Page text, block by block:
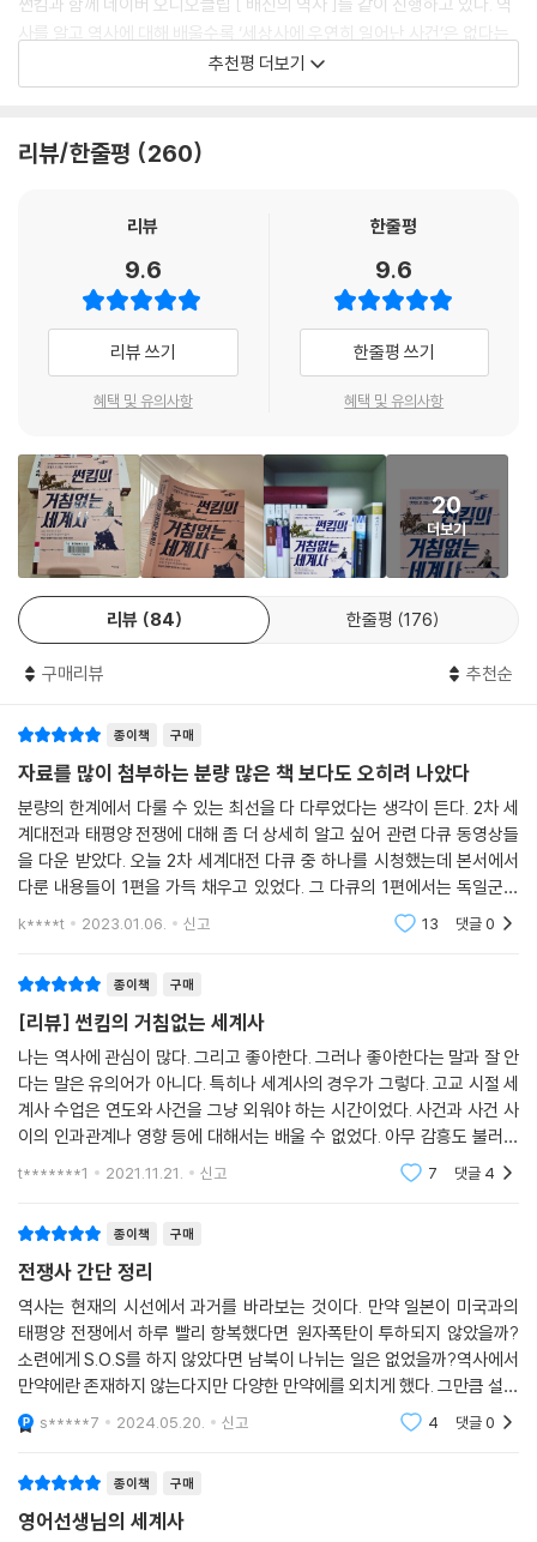
미드웨이 해전에서 미국이 승리한 이유
운명의 5분으로 승패가 결정되다
지옥이 시작되다, 도쿄 대공습
오키나와 전투 그리고 가미카제 특공대
일본, 인류 최초로 원자폭탄를 맞다
4장 아편전쟁에서 국공내전까지 중국 근대사
목화 때문에 시작된 영국의 산업혁명
무역 적자는 아편으로 메우자!
아편 중독이었던 중국 황제, 아편 단속에 나서다
갈매기 똥만 가득했던 외딴섬, 홍콩
수도 베이징을 노린 영국군
드디어 본격적인 아편전쟁
예수님의 동생이라고? 태평천국의 난
만주족의 청나라는 하느님이 말씀하신 요괴다!
뭐? 또 아편전쟁?
위기의 청나라, ‘양무운동’으로 서구화를 시도하다
신해혁명, 중화민국이 탄생하다
위안스카이, 쑨원의 뒤통수를 치다
배신자 중의 배신자 위안스카이
조선의 3·1운동과 중국의 5·4운동
돌아온 쑨원과 그의 마지막, 그리고 마오쩌둥의 등장
죽음도 막지 못한 사랑 주문옹, 진철군 부부
중국을 통일한 장제스, 그리고 마오타이주의 탄생
중화인민공화국 건국, 대만으로 떠난 장제스
영화로 듣는 세계사 | 비정성시
에필로그 | 미국 생활에서 시작된 거침없는 세계사 여행
참고 자료
히틀러는 군 복무를 하면 할수록 만족감을 느꼈습니다. 심지어 군대를 사
랑하게 되었어요. 심지어 히틀러는 나중에 자서전에 이런 글까지 남겼어
요. “서부전선 전쟁터가 마치 집같이 느껴졌다. 내 인생에서 가장 찬란한
에서 적응을 못해 독일로 이사를 왔는데, 건축학도의 길은 점점 더 멀어지
---- p.87, 「히틀러, 독일군으로 입대하다」중에서
이오지마를 점령하고 도쿄 대공습을 마친 미군은 좀 더 본토로 가까이 다
가갈 수 있는 작전을 세웠습니다. 바로 오키나와 점령이었습니다. 오키나
와는 일본 규슈 아래에 있지요. 만일 미군이 오키나와를 점령하면 일본 규
슈 점령은 누워서 떡 먹기고 규슈가 미군에 넘어가면 일본 본토 점령은 기
정사실이 되는 거였습니다. 1945년 4월 1일. 미군은 총 55만 명의 대규모
12만 명의 일본군은 죽음을 각오하고 미군과 맞서 싸웁니다. 특히 일본군
은 모두 ‘옥쇄(玉碎)’를 각오합니다. ‘옥처럼 아름답게 부서지다’라는 뜻으
로 일왕을 위해 싸우다가 아름답게 죽겠다는 얼토당토않은 말이었습니다..
--- p.208, 「오키나와 전투 그리고 가미카제 특공대」중에서
5·4 운동 이후, 쑨원은 다시 중국으로 귀향합니다. 그는 골몰했습니다. ‘지
금까지 너무 순진했어. 내가 군벌들한테 당한 건 확실한 파벌이 없어서였
지. 강력한 정치활동을 위해서는 정치 세력화가 필요해’라는 생각으로 191
의 한 학교 기숙사에서 13명이 모여 하나의 정당을 만듭니다. ‘수천 년 동안
자’라는 취지로 중국공산당이 탄생합니다.
--- p.256, 「돌아온 쑨원과 그의 마지막, 그리고 마오쩌둥의 등장」중에서
사를 알고 역사에 대해 배울수록 ‘세상사에 우연히 일어난 사건’은 없다는
점을 다시금 느낀다. 그런 점에서 세계사의 주요 사건들을 ‘하나의 큰 그
림’으로 엮어낸 저자에게 큰 박수와 지지를 보낸다. 세계사의 큰 흐름을 한
- 박지훈 (변호사, 시사평론가, 네이버 오디오클립 [ 배신의 역사 ] 진행)
역사란 삶에 있어 수험기간의 족보와도 같습니다. 날이 갈수록 그렇게 느
고 마르크스도 그랬습니다. 그에 더해 가라타니 고진은 역사가 되풀이될
때의 내용이 중요한 게 아니라, 되풀이될 수밖에 없는 형식과 구조가 중요
하다고 말했습니다. 우리 삶도 크고 작은 실수로 가득 차 있습니다. 다시는
같은 실수를 하지 말아야겠다고 다짐하면서도 기어이 저지르지요. 인간은
그걸 평생 반복합니다. 고진의 말을 빌리자면 우리 또한 실수의 내용이 아
그런 면에서 역사를 돌아보는 일은 중요합니다.
인류의 가장 눈부신 성과를 돌아보는 일도 필요하지만, 그보다 가장 치졸
하고 잔인하며 한심하기 짝이 없는 실수들에 관심을 가져야 합니다. 당대
가장 훌륭한 지성들이 왜 그런 바보 같은 짓을 반복했는지를 이해할 때, 우
리 삶의 불안 또한 평정으로 이끌 수 있습니다. 썬킴은 이런 종류의 이야기
를 가장 친근하고 재미있게 설명해내는 입담꾼이자 안내자입니다. 인류의
가장 지독한 실수라고 할 만한 전쟁사로 이끄는 길잡이가 다른 누구도 아
닌 썬킴이라면, 여러분은 그 손을 별 걱정 없이 잡으셔도 될 겁니다.
역사란 삶에 있어 ‘수험기간의 족보’와도 같습니다. 다만 정답이 아니라 오
러분의 삶을 밝히는 지혜를 찾게 되기를 바랍니다.
- 허지웅 (『살고 싶다는 농담』 저자)
추천평 더보기
리뷰/한줄평 260
리뷰
9.6
리뷰 쓰기
혜택 및 유의사항
한줄평
9.6
한줄평 쓰기
혜택 및 유의사항
20
더보기
리뷰 84 한줄평 176
구매리뷰 추천순
종이책 구매
자료를 많이 첨부하는 분량 많은 책 보다도 오히려 나았다
분량의 한계에서 다룰 수 있는 최선을 다 다루었다는 생각이 든다. 2차 세
계대전과 태평양 전쟁에 대해 좀 더 상세히 알고 싶어 관련 다큐 동영상들
을 다운 받았다. 오늘 2차 세계대전 다큐 중 하나를 시청했는데 본서에서
다룬 내용들이 1편을 가득 채우고 있었다. 그 다큐의 1편에서는 독일군의
전격전을 다루었는데 (독일군이 마지노선을 넘어 진격해 들어가고) ‘파리
k****t 2023.01.06. 신고 13 댓글0
종이책 구매
[리뷰] 썬킴의 거침없는 세계사
나는 역사에 관심이 많다. 그리고 좋아한다. 그러나 좋아한다는 말과 잘 안
다는 말은 유의어가 아니다. 특히나 세계사의 경우가 그렇다. 고교 시절 세
계사 수업은 연도와 사건을 그냥 외워야 하는 시간이었다. 사건과 사건 사
이의 인과관계나 영향 등에 대해서는 배울 수 없었다. 아무 감흥도 불러일
으키지 않는 연도와 사건의 암기는 세계사에 대한 나의 흥미를 앗아가 버
t*******1 2021.11.21. 신고 7 댓글 4
종이책 구매
전쟁사 간단 정리
역사는 현재의 시선에서 과거를 바라보는 것이다. 만약 일본이 미국과의
태평양 전쟁에서 하루 빨리 항복했다면 원자폭탄이 투하되지 않았을까?
소련에게 S.O.S를 하지 않았다면 남북이 나뉘는 일은 없었을까?역사에서
만약에란 존재하지 않는다지만 다양한 만약에를 외치게 했다. 그만큼 설명
이 간결하고 다양한 만약을 생각해 보게 할 만큼 역사적 사실에 푹빠지게
만드는 통찰력이 있다
s*****7 2024.05.20. 신고 4 댓글0
종이책 구매
영어선생님의 세계사